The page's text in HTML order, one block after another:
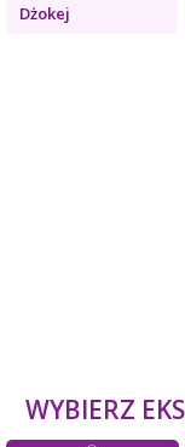
Dżokej
WYBIERZ